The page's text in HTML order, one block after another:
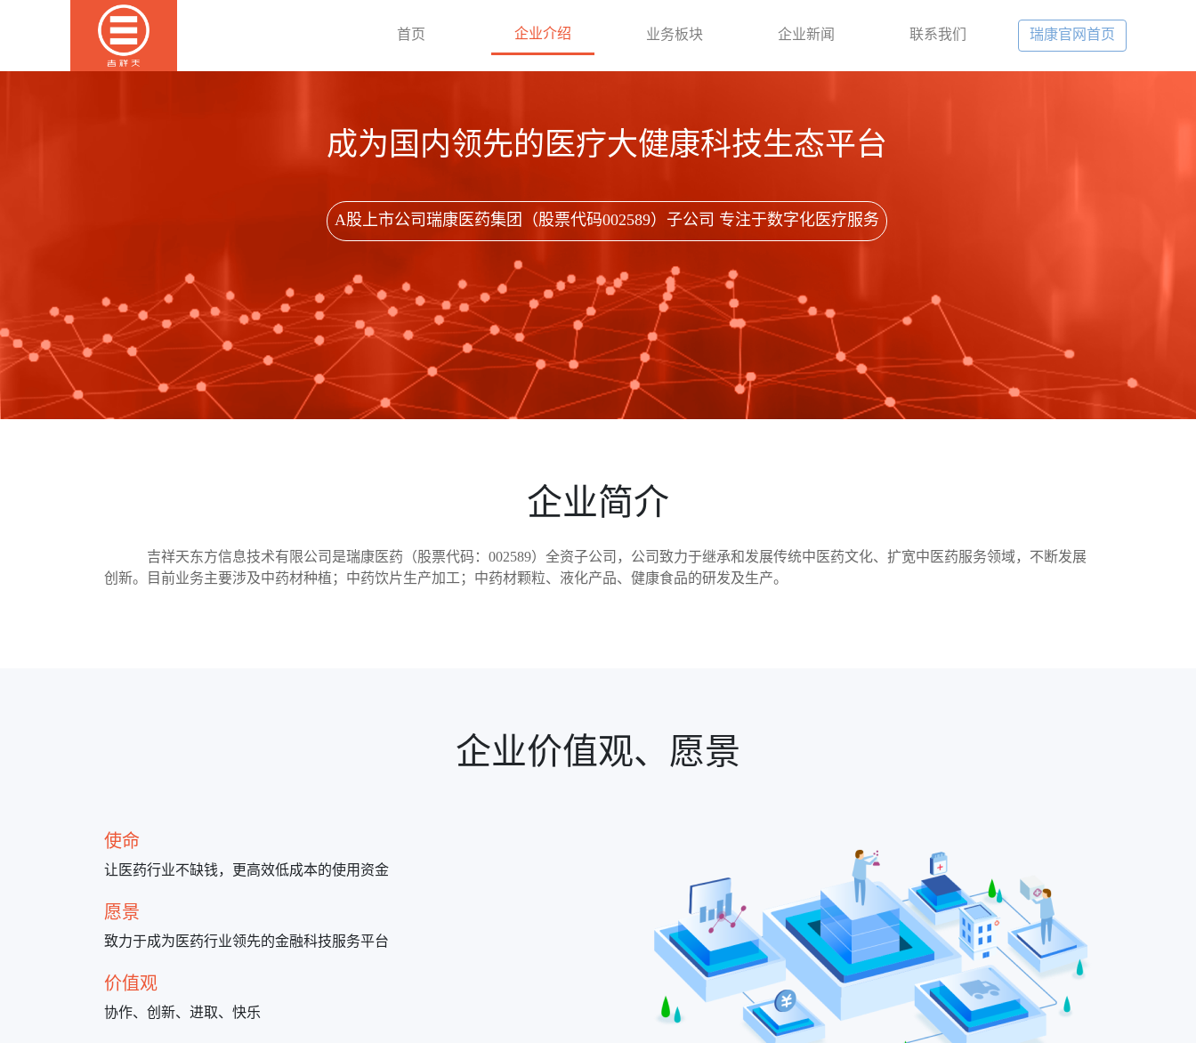
首页 企业介绍 业务板块 企业新闻 联系我们 瑞康官网首页
成为国内领先的医疗大健康科技生态平台
A股上市公司瑞康医药集团（股票代码002589）子公司 专注于数字化医疗服务
企业简介
吉祥天东方信息技术有限公司是瑞康医药（股票代码：002589）全资子公司，公司致力于继承和发展传统中医药文化、扩宽中医药服务领域，不断发展
创新。目前业务主要涉及中药材种植；中药饮片生产加工；中药材颗粒、液化产品、健康食品的研发及生产。
企业价值观、愿景
使命
让医药行业不缺钱，更高效低成本的使用资金
愿景
致力于成为医药行业领先的金融科技服务平台
价值观
协作、创新、进取、快乐